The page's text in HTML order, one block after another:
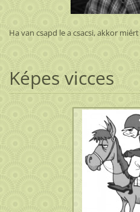
Ha van csapd le a csacsi, akkor
Képes vicces